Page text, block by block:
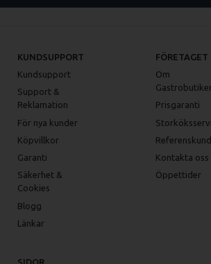
KUNDSUPPORT
Kundsupport
Support &
Reklamation
För nya kunder
Köpvillkor
Garanti
Säkerhet &
Cookies
Blogg
Länkar
FÖRETAGET
Om
Prisgaranti
Kontakta oss
Öppettider